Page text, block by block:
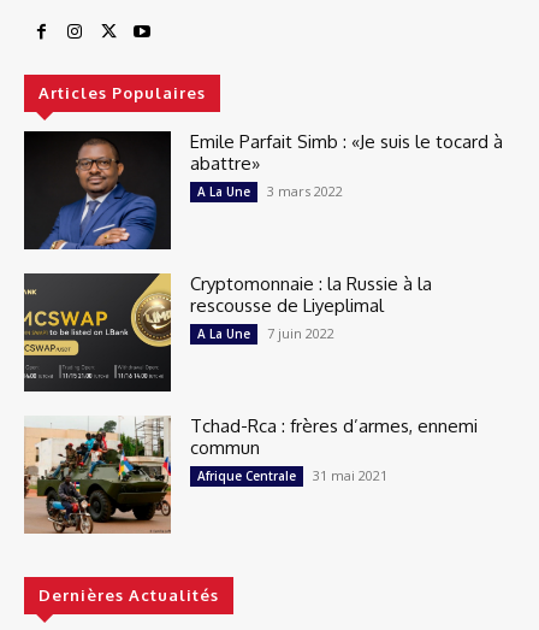
Articles Populaires
Emile Parfait Simb : «Je suis le tocard à
abattre»
A La Une 3 mars 2022
Cryptomonnaie : la Russie à la
rescousse de Liyeplimal
A La Une 7 juin 2022
Tchad-Rca : frères d’armes, ennemi
commun
Afrique Centrale 31 mai 2021
Dernières Actualités